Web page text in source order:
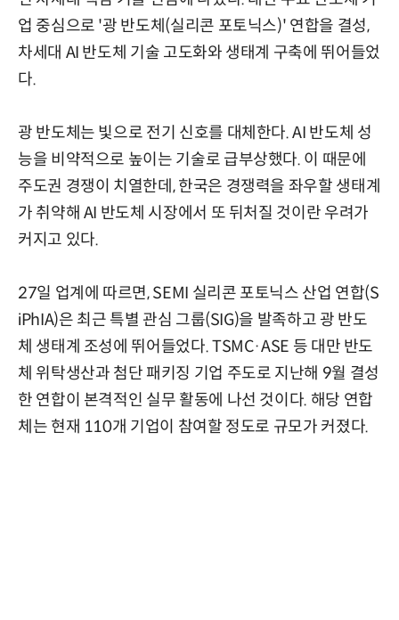
업 중심으로 '광 반도체(실리콘 포토닉스)' 연합을 결성,
차세대 AI 반도체 기술 고도화와 생태계 구축에 뛰어들었
다.
광 반도체는 빛으로 전기 신호를 대체한다. AI 반도체 성
능을 비약적으로 높이는 기술로 급부상했다. 이 때문에
주도권 경쟁이 치열한데, 한국은 경쟁력을 좌우할 생태계
가 취약해 AI 반도체 시장에서 또 뒤처질 것이란 우려가
커지고 있다.
27일 업계에 따르면, SEMI 실리콘 포토닉스 산업 연합(S
iPhIA)은 최근 특별 관심 그룹(SIG)을 발족하고 광 반도
체 생태계 조성에 뛰어들었다. TSMC·ASE 등 대만 반도
체 위탁생산과 첨단 패키징 기업 주도로 지난해 9월 결성
한 연합이 본격적인 실무 활동에 나선 것이다. 해당 연합
체는 현재 110개 기업이 참여할 정도로 규모가 커졌다.